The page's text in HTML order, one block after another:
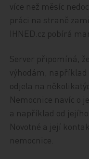
více než měsíc
práci na straně
IHNED.cz pobírá
Server připomíná,
výhodám,
odjela na
Nemocnice navíc o
a například od
Novotné a její
nemocnice.